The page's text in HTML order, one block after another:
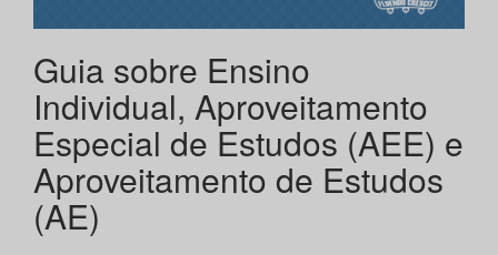
Guia sobre Ensino
Individual, Aproveitamento
Especial de Estudos (AEE) e
Aproveitamento de Estudos
(AE)